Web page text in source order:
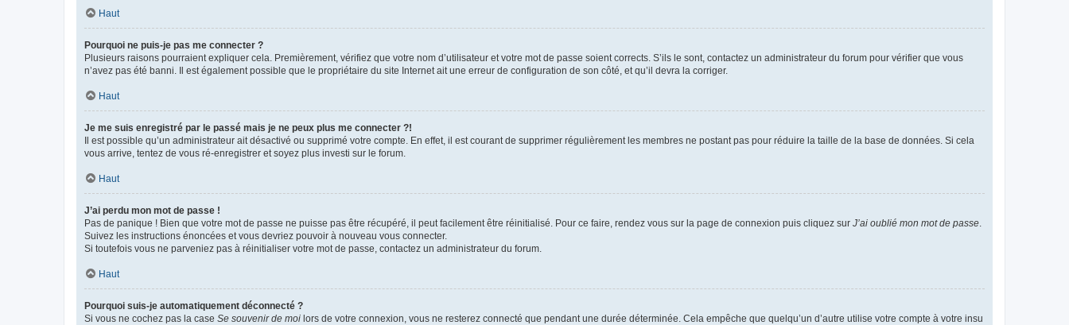
Haut
Pourquoi ne puis-je pas me connecter ?
Plusieurs raisons pourraient expliquer cela. Premièrement, vérifiez que votre nom d’utilisateur et votre mot de passe soient corrects. S’ils le sont, contactez un administrateur du forum pour vérifier que vous
n’avez pas été banni. Il est également possible que le propriétaire du site Internet ait une erreur de configuration de son côté, et qu’il devra la corriger.
Haut
Je me suis enregistré par le passé mais je ne peux plus me connecter ?!
Il est possible qu’un administrateur ait désactivé ou supprimé votre compte. En effet, il est courant de supprimer régulièrement les membres ne postant pas pour réduire la taille de la base de données. Si cela
vous arrive, tentez de vous ré-enregistrer et soyez plus investi sur le forum.
Haut
J’ai perdu mon mot de passe !
Pas de panique ! Bien que votre mot de passe ne puisse pas être récupéré, il peut facilement être réinitialisé. Pour ce faire, rendez vous sur la page de connexion puis cliquez sur J’ai oublié mon mot de passe.
Suivez les instructions énoncées et vous devriez pouvoir à nouveau vous connecter.
Si toutefois vous ne parveniez pas à réinitialiser votre mot de passe, contactez un administrateur du forum.
Haut
Pourquoi suis-je automatiquement déconnecté ?
Si vous ne cochez pas la case Se souvenir de moi lors de votre connexion, vous ne resterez connecté que pendant une durée déterminée. Cela empêche que quelqu’un d’autre utilise votre compte à votre insu